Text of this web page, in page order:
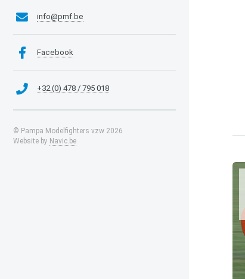
info@pmf.be
Facebook
+32 (0) 478 / 795 018
© Pampa Modelfighters vzw 2026
Website by Navic.be